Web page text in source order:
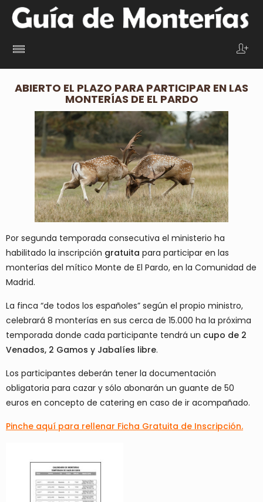
ABIERTO EL PLAZO PARA PARTICIPAR EN LAS
MONTERÍAS DE EL PARDO
Por segunda temporada consecutiva el ministerio ha
habilitado la inscripción gratuita para participar en las
monterías del mítico Monte de El Pardo, en la Comunidad de
Madrid.
La finca “de todos los españoles” según el propio ministro,
celebrará 8 monterías en sus cerca de 15.000 ha la próxima
temporada donde cada participante tendrá un cupo de 2
Venados, 2 Gamos y Jabalíes libre.
Los participantes deberán tener la documentación
obligatoria para cazar y sólo abonarán un guante de 50
euros en concepto de catering en caso de ir acompañado.
Pinche aquí para rellenar Ficha Gratuita de Inscripción.